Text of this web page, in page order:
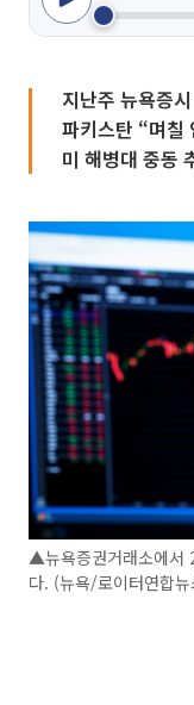
지난주 뉴욕증
파키스탄 “며칠
미 해병대 중동
▲뉴욕증권거래소에서
다. (뉴욕/로이터연합뉴